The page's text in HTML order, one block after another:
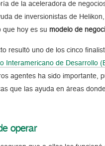
de la aceleradora de
de inversionistas de
que hoy es su modelo de
resultó uno de los cinco
Interamericano de Desarrollo
agentes ha sido importante,
que las ayuda en áreas
operar